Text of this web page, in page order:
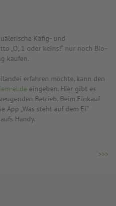
Käfig- und
„O, 1 oder keins!“ nur noch Bio-
kaufen.
erfahren möchte, kann den
ei.de eingeben. Hier gibt es
Betrieb. Beim Einkauf
„Was steht auf dem Ei“
Handy.
>>>